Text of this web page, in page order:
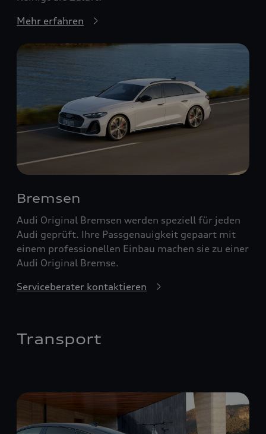
Mehr erfahren
Bremsen
Audi Original Bremsen werden speziell für jeden
Audi geprüft. Ihre Passgenauigkeit gepaart mit
einem professionellen Einbau machen sie zu einer
Audi Original Bremse.
Serviceberater kontaktieren
Transport